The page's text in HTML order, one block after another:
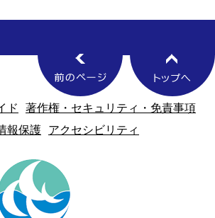
ド
著作権・セキュリティ・免責事項
報保護
アクセシビリティ